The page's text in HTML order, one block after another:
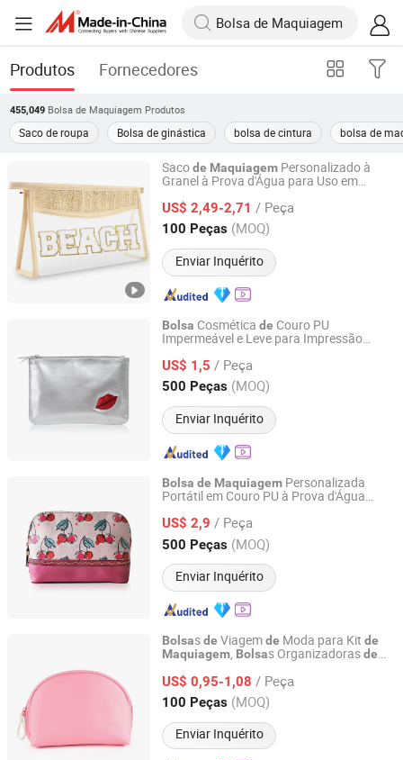
Produtos Fornecedores
455,049 Bolsa de Maquiagem Produtos
Saco de roupa Bolsa de ginástica bolsa de cintura bolsa de
Sacode Maquiagem Personalizado à
Granel à Prova d'Água para Uso em
US$ 2,49-2,71 / Peça
100 Peças (MOQ)
Enviar Inquérito
Putian Geyang Trading Co., Ltd
Fujian, China Desde 2025
Bolsa Cosmética de Couro PU
Impermeável e Leve para Impressão
US$ 1,5 / Peça
500 Peças (MOQ)
Enviar Inquérito
Yiwu City Bo Chi Bag Co., Ltd.
Zhejiang, China Desde 2025
Bolsa de Maquiagem Personalizada
Portátil em Couro PU à Prova d'Água
MaquiagemMultifuncional para Pincéis
BolsaCosmética para Mulheres
US$ 2,9 / Peça
500 Peças (MOQ)
Enviar Inquérito
Yiwu City Bo Chi Bag Co., Ltd.
Zhejiang, China Desde 2025
Bolsasde Viagemde Moda para Kit de
Maquiagem, Bolsas Organizadorasde
Poliéster para Mulheres
US$ 0,95-1,08 / Peça
100 Peças (MOQ)
Enviar Inquérito
Yiwu City Bo Chi Bag Co., Ltd.
Zhejiang, China Desde 2025